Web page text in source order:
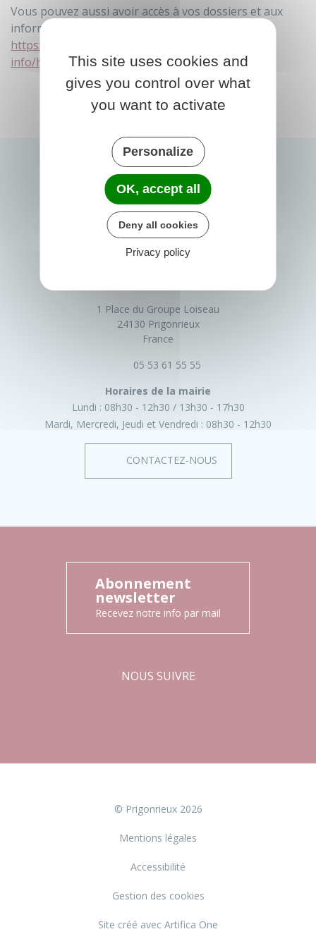
Vous pouvez aussi avoir accès à vos dossiers et aux
informations sur le site
https://www.lassuranceretraite.fr/portail-
info/home.html
1 Place du Groupe Loiseau
24130 Prigonrieux
France
05 53 61 55 55
Horaires de la mairie
Lundi : 08h30 - 12h30
13h30 - 17h30
Mardi, Mercredi, Jeudi et Vendredi : 08h30 - 12h30
CONTACTEZ-NOUS
Abonnement
newsletter
Recevez notre info par mail
NOUS SUIVRE
© Prigonrieux 2026
Mentions légales
Accessibilité
Gestion des cookies
Site créé avec Artifica One
This site uses cookies and
gives you control over what
you want to activate
Personalize
OK, accept all
Deny all cookies
Privacy policy